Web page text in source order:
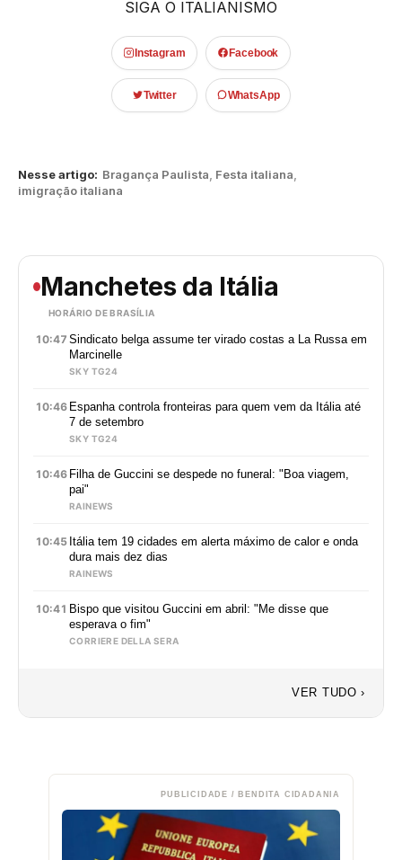
SIGA O ITALIANISMO
Instagram Facebook
Twitter WhatsApp
Nesse artigo: Bragança Paulista Festa italiana
imigração italiana
Manchetes da Itália
HORÁRIO DE BRASÍLIA
10:47 Sindicato belga assume ter virado costas a La Russa em
Marcinelle
SKY TG24
10:46 Espanha controla fronteiras para quem vem da Itália até
7 de setembro
SKY TG24
10:46 Filha de Guccini se despede no funeral: "Boa viagem,
pai"
RAINEWS
10:45 Itália tem 19 cidades em alerta máximo de calor e onda
dura mais dez dias
RAINEWS
10:41 Bispo que visitou Guccini em abril: "Me disse que
esperava o fim"
CORRIERE DELLA SERA
VER TUDO ›
PUBLICIDADE / BENDITA CIDADANIA